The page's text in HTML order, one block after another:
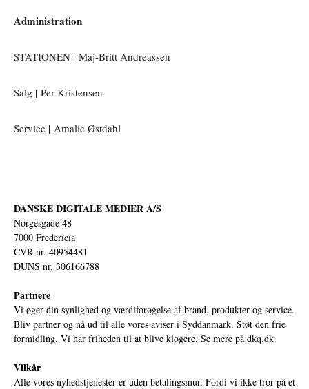
Administration
STATIONEN | Maj-Britt Andreassen
Salg | Per Kristensen
Service | Amalie Østdahl
DANSKE DIGITALE MEDIER A/S
Norgesgade 48
7000 Fredericia
CVR nr. 40954481
DUNS nr. 306166788
Partnere
Vi øger din synlighed og værdiforøgelse af brand, produkter og service.
Bliv partner og nå ud til alle vores aviser i Syddanmark. Støt den frie
formidling. Vi har friheden til at blive klogere. Se mere på dkq.dk.
Vilkår
Alle vores nyhedstjenester er uden betalingsmur. Fordi vi ikke tror på et